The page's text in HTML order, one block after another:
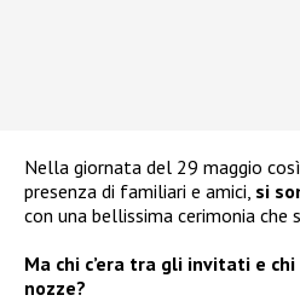
Nella giornata del 29 maggio
presenza di familiari e amici, si
con una bellissima cerimonia che
Ma chi c’era tra gli invitati e
nozze?